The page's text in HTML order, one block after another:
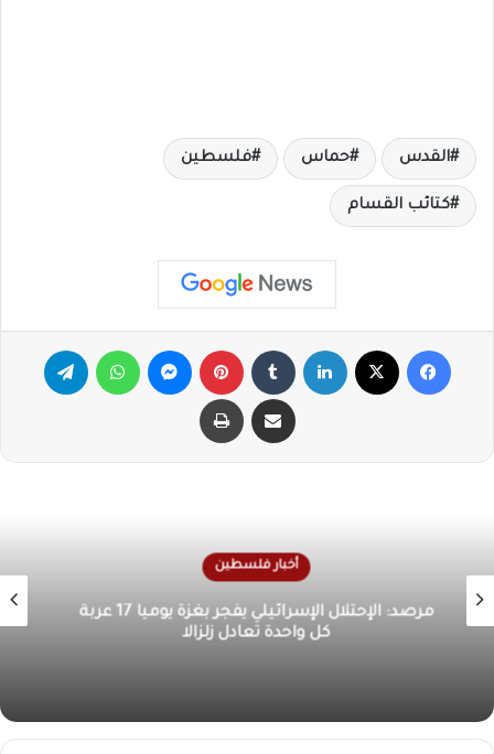
القدس حماس فلسطين
كتائب القسام
أخبار فلسطين
الأونروا تحذر من كارثة إنسانية في غزة بسبب تدهور
الوضع الصحي والمعيشي